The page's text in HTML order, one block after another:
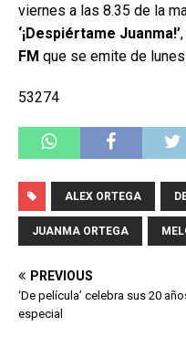
viernes a las 8.35 de la
‘¡Despiértame Juanma!’
FM que se emite de
53274
ALEX ORTEGA
JUANMA ORTEGA
PREVIOUS
‘De película’ celebra sus 20
especial